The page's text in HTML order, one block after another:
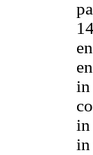
in
in